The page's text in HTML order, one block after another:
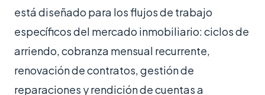
está diseñado para los flujos de trabajo
específicos del mercado inmobiliario: ciclos de
arriendo, cobranza mensual recurrente,
renovación de contratos, gestión de
reparaciones y rendición de cuentas a